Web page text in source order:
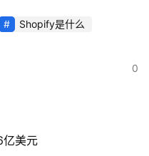
Shopify是什么
0
亿美元